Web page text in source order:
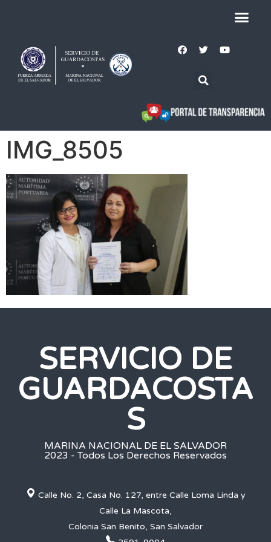
IMG_8505
SERVICIO DE
GUARDACOSTA
S
MARINA NACIONAL DE EL SALVADOR
2023 - Todos Los Derechos Reservados
Calle No. 2, Casa No. 127, entre Calle Loma Linda y
Calle La Mascota,
Colonia San Benito, San Salvador